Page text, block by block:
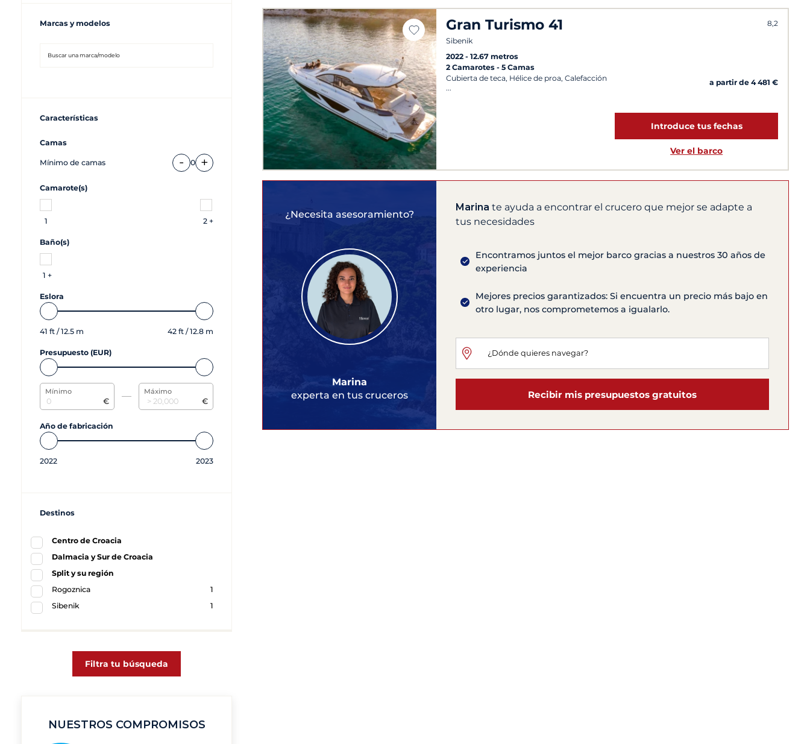
Marcas y modelos
Características
Camas
Mínimo de camas - 0 +
Camarote(s)
1 2 +
Baño(s)
1 +
Eslora
41 ft /12.5 m 42 ft /12.8 m
Presupuesto (EUR)
Mínimo
€
Máximo
€
Año de fabricación
2022 2023
Destinos
Centro de Croacia
Dalmacia y Sur de Croacia
Split y su región
Rogoznica
1
Sibenik
1
Filtra tu búsqueda
NUESTROS COMPROMISOS
Gran Turismo 41
Sibenik
8,2
2022
12.67 metros
2 Camarotes 5 Camas
Cubierta de teca, Hélice de proa, Calefacción
a partir de 4 481 €
Introduce tus fechas
Ver el barco
¿Necesita asesoramiento?
Marina
experta en tus cruceros
Marina te ayuda a encontrar el crucero que mejor se adapte a
tus necesidades
Encontramos juntos el mejor barco gracias a nuestros 30 años de
experiencia
Mejores precios garantizados: Si encuentra un precio más bajo en
otro lugar, nos comprometemos a igualarlo.
Recibir mis presupuestos gratuitos